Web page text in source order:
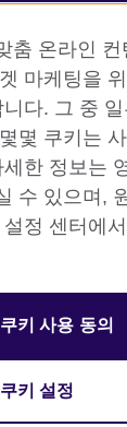
A
SC037733
(정동 34-5 배
성인 어학원
3702 0660
춤 온라인 컨
마케팅을
다. 그 중
몇 쿠키는
한 정보는
수 있으며,
정 센터에
키 사용 동의
쿠키 설정